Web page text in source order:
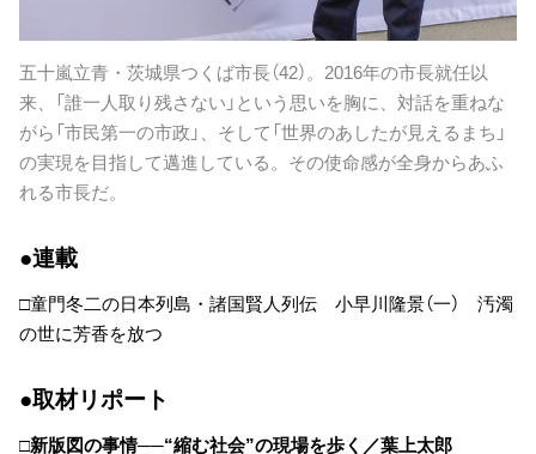
五十嵐立青・茨城県つくば市長（42）。2016年の市長就任以
来、「誰一人取り残さない」という思いを胸に、対話を重ねな
がら「市民第一の市政」、そして「世界のあしたが見えるまち」
の実現を目指して邁進している。その使命感が全身からあふ
れる市長だ。
●連載
□童門冬二の日本列島・諸国賢人列伝 小早川隆景（一） 汚濁
の世に芳香を放つ
●取材リポート
□新版図の事情──“縮む社会”の現場を歩く／葉上太郎